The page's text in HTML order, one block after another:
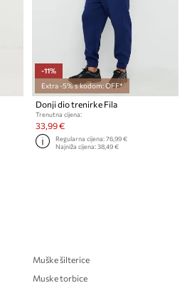
-11%
Extra -5% s kodom: OFF*
Donji dio trenirke Fila
Trenutna cijena:
33,99 €
Regularna cijena:76,99 €
Najniža cijena:38,49 €
Muške šilterice
Muske torbice